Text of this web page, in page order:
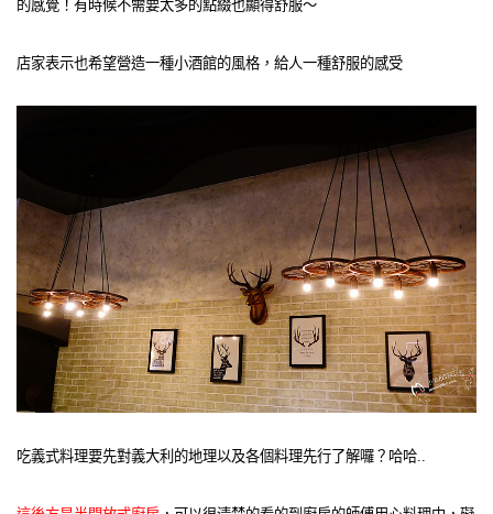
的感覺！有時候不需要太多的點綴也顯得舒服～
店家表示也希望營造一種小酒館的風格，給人一種舒服的感受
吃義式料理要先對義大利的地理以及各個料理先行了解囉？哈哈..